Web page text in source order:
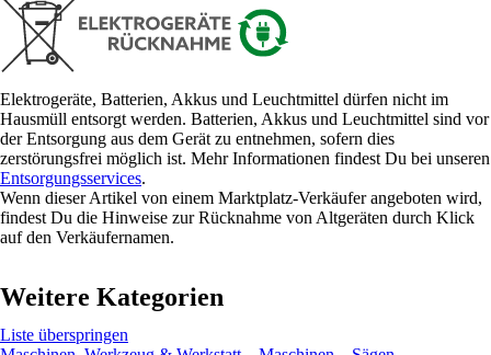
Elektrogeräte, Batterien, Akkus und Leuchtmittel dürfen nicht im
Hausmüll entsorgt werden. Batterien, Akkus und Leuchtmittel sind vor
der Entsorgung aus dem Gerät zu entnehmen, sofern dies
zerstörungsfrei möglich ist. Mehr Informationen findest Du bei unseren
Entsorgungsservices.
Wenn dieser Artikel von einem Marktplatz-Verkäufer angeboten wird,
findest Du die Hinweise zur Rücknahme von Altgeräten durch Klick
auf den Verkäufernamen.
Weitere Kategorien
Liste überspringen